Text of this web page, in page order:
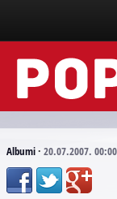
Vesti
Događaji
Tekstovi
Albumi· 20.07.2007. 00:00